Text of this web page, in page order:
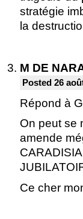
stratégie
la
M DE
Posted 26
Répond à
On peut se
amende
Ce cher